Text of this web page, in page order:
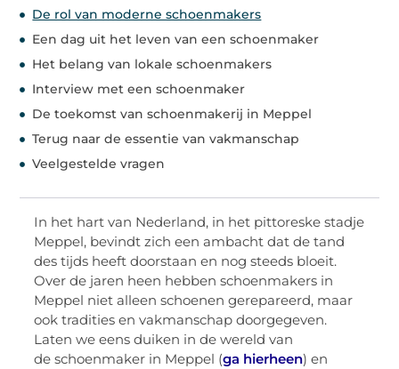
De rol van moderne schoenmakers
Een dag uit het leven van een schoenmaker
Het belang van lokale schoenmakers
Interview met een schoenmaker
De toekomst van schoenmakerij in Meppel
Terug naar de essentie van vakmanschap
Veelgestelde vragen
In het hart van Nederland, in het pittoreske stadje
Meppel, bevindt zich een ambacht dat de tand
des tijds heeft doorstaan en nog steeds bloeit.
Over de jaren heen hebben schoenmakers in
Meppel niet alleen schoenen gerepareerd, maar
ook tradities en vakmanschap doorgegeven.
Laten we eens duiken in de wereld van
de schoenmaker in Meppel (ga hierheen) en